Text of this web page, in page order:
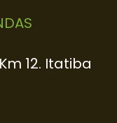
12. Itatiba